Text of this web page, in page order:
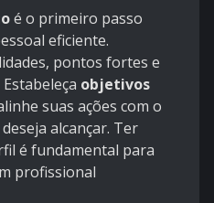
é o primeiro passo
eficiente.
pontos fortes e
objetivos
suas ações com o
alcançar. Ter
é fundamental para
profissional